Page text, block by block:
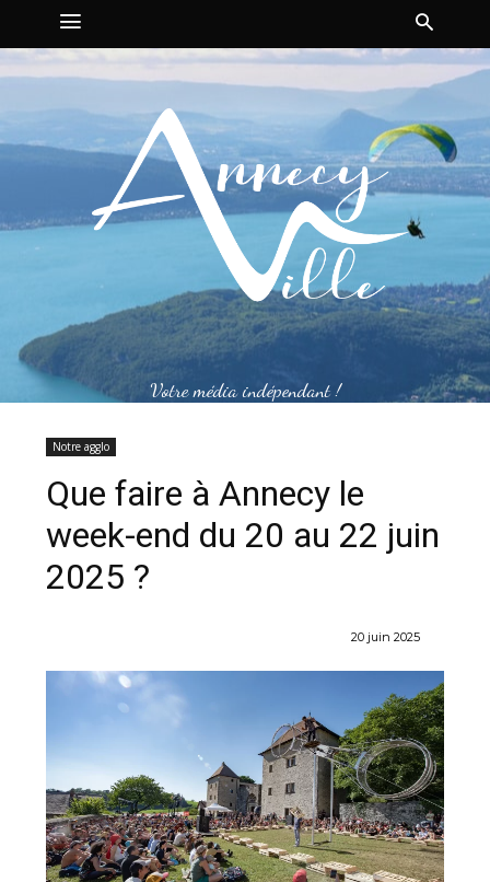
Votre média indépendant !
Notre agglo
Que faire à Annecy le
week-end du 20 au 22 juin
2025 ?
20 juin 2025